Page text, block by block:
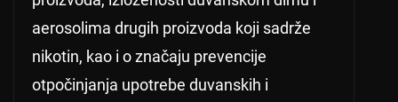
aerosolima drugih proizvoda koji sadrže
nikotin, kao i o značaju prevencije
otpočinjanja upotrebe duvanskih i